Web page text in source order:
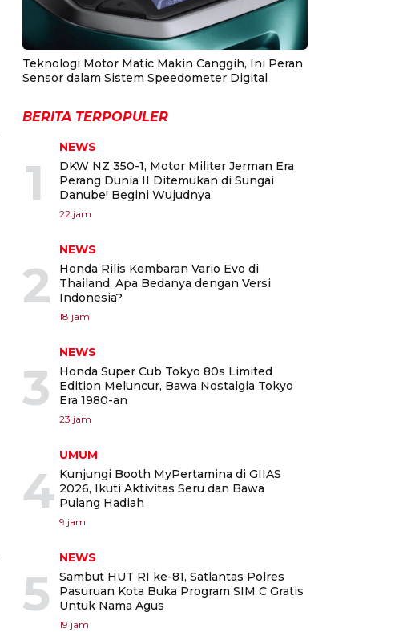
Teknologi Motor Matic Makin Canggih, Ini Peran
Sensor dalam Sistem Speedometer Digital
BERITA TERPOPULER
1
NEWS
DKW NZ 350-1, Motor Militer Jerman Era
Perang Dunia II Ditemukan di Sungai
Danube! Begini Wujudnya
22 jam
2
NEWS
Honda Rilis Kembaran Vario Evo di
Thailand, Apa Bedanya dengan Versi
Indonesia?
18 jam
3
NEWS
Honda Super Cub Tokyo 80s Limited
Edition Meluncur, Bawa Nostalgia Tokyo
Era 1980-an
23 jam
4
UMUM
Kunjungi Booth MyPertamina di GIIAS
2026, Ikuti Aktivitas Seru dan Bawa
Pulang Hadiah
9 jam
5
NEWS
Sambut HUT RI ke-81, Satlantas Polres
Pasuruan Kota Buka Program SIM C Gratis
Untuk Nama Agus
19 jam